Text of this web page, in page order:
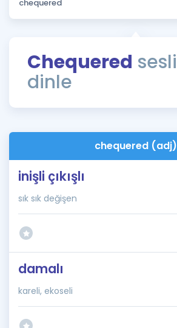
Puan Hesaplama
ÖSYM Sınav Takvimi
Kampanyalar
İngilizce Gramer
Chequered sesli
dinle
chequered (adj)
inişli çıkışlı
sık sık değişen
damalı
kareli, ekoseli